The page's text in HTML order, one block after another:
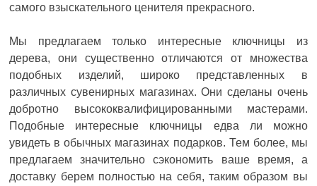
самого взыскательного ценителя прекрасного.
Мы предлагаем только интересные ключницы из
дерева, они существенно отличаются от множества
подобных изделий, широко представленных в
различных сувенирных магазинах. Они сделаны очень
добротно высококвалифицированными мастерами.
Подобные интересные ключницы едва ли можно
увидеть в обычных магазинах подарков. Тем более, мы
предлагаем значительно сэкономить ваше время, а
доставку берем полностью на себя, таким образом вы